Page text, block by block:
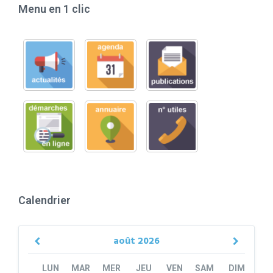
Menu en 1 clic
Calendrier
août 2026
Previous
LUN MAR MER JEU VEN SAM DIM